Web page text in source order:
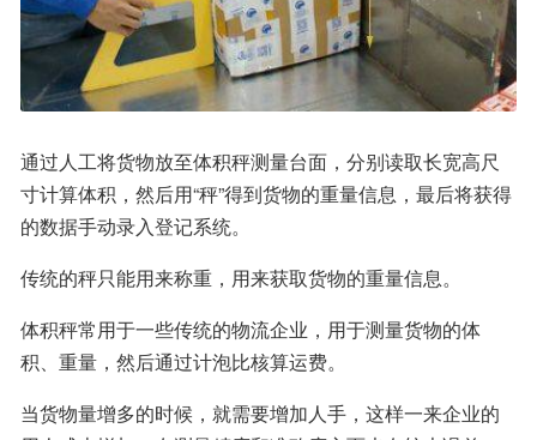
通过人工将货物放至体积秤测量台面，分别读取长宽高尺
寸计算体积，然后用“秤”得到货物的重量信息，最后将获得
的数据手动录入登记系统。
传统的秤只能用来称重，用来获取货物的重量信息。
体积秤常用于一些传统的物流企业，用于测量货物的体
积、重量，然后通过计泡比核算运费。
当货物量增多的时候，就需要增加人手，这样一来企业的